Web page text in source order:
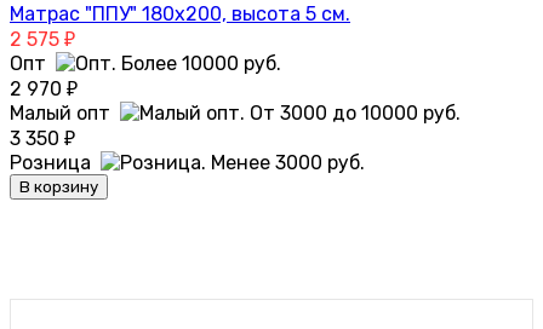
Матрас "ППУ" 180х200, высота 5 см.
2 575 ₽
Опт
2 970 ₽
Малый опт
3 350 ₽
Розница
В корзину